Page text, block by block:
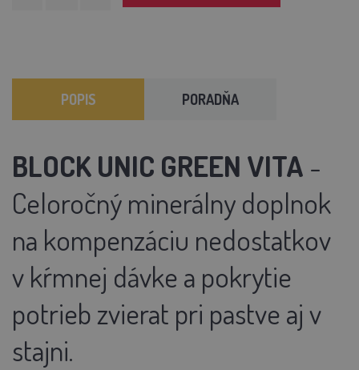
POPIS PORADŇA
BLOCK UNIC GREEN VITA -
Celoročný minerálny doplnok
na kompenzáciu nedostatkov
v kŕmnej dávke a pokrytie
potrieb zvierat pri pastve aj v
stajni.